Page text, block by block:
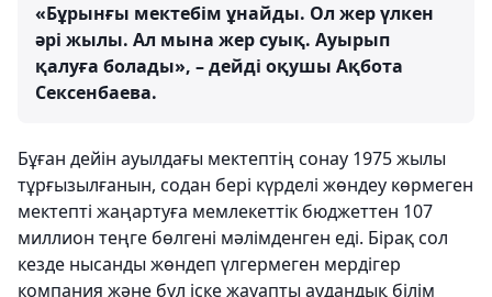
«Бұрынғы мектебім ұнайды. Ол жер үлкен
әрі жылы. Ал мына жер суық. Ауырып
қалуға болады», – дейді оқушы Ақбота
Сексенбаева.
Бұған дейін ауылдағы мектептің сонау 1975 жылы
тұрғызылғанын, содан бері күрделі жөндеу көрмеген
мектепті жаңартуға мемлекеттік бюджеттен 107
миллион теңге бөлгені мәлімденген еді. Бірақ сол
кезде нысанды жөндеп үлгермеген мердігер
компания және бұл іске жауапты аудандық білім